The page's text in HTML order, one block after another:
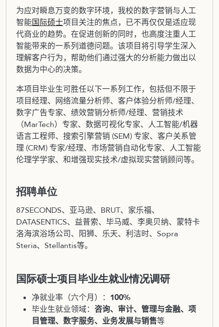
为应对瞬息万变的数字环境，我校的数字营销与人工
智能国际硕士项目关注的焦点，已不再仅仅是适应现
代商业的趋势。在促进创新的同时，也高度注重人工
智能带来的一系列道德问题。该项目将引导学生深入
理解客户行为，帮助他们通过强大的分析能力做出以
数据为中心的决策。
本项目毕业生可胜任以下一系列工作，包括但不限于
项目经理、网络流量分析师、客户体验分析师/经理、
数字广告专家、绩效营销分析师/经理、营销技术
（MarTech）专家、数据可视化专家、人工智能/机器
语言工程师、搜索引擎营销 (SEM) 专家、客户关系管
理 (CRM) 专家/经理、市场营销自动化专家、人工智能
伦理学学家、和增强现实技术/虚拟现实营销顾问等。
招聘单位
87SECONDS、亚马逊、BRUT、家乐福、
DATASENTICS、益普索、毕马威、李奥贝纳、蒙特卡
洛海滨浴场公司、阳狮、乐天、利洁时、Sopra
Steria、Stellantis等。
国际硕士项目毕业生就业情况调研
净就业率（六个月）： 100%
毕业生就业领域： 咨询、审计、管理与金融、项
目管理、数字服务、业务发展与销售等